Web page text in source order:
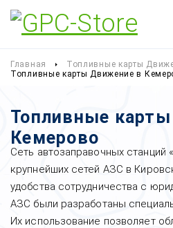
Главная
Топливные карты
Топливные карты Движение в
Топливные
Кемерово
Сеть автозаправочных станций
крупнейших сетей АЗС в
удобства сотрудничества с
АЗС были разработаны
Их использование позволяет